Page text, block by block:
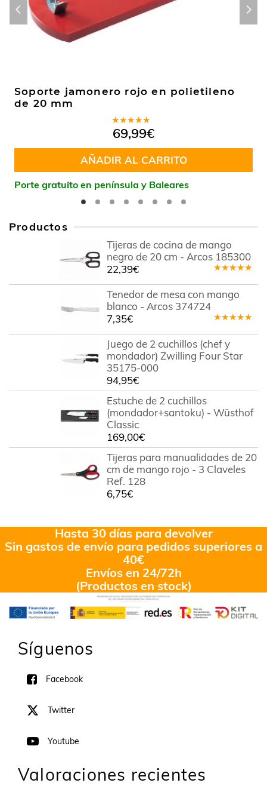
Soporte jamonero rojo en polietileno
de 20 mm
Valorado
en5.00de
5
69,99€
AÑADIR AL CARRITO
Porte gratuito en península y Baleares
Productos
Tijeras de cocina de mango
negro de 20 cm - Arcos 185300
en5.00de
5
22,39€
Tenedor de mesa con mango
blanco - Arcos 374724
en5.00de
5
7,35€
Juego de 2 cuchillos (chef y
mondador) Zwilling Four Star
35175-000
94,95€
Estuche de 2 cuchillos
(mondador+santoku) - Wüsthof
Classic
169,00€
Tijeras para manualidades de 20
cm de mango rojo - 3 Claveles
Ref. 128
6,75€
Hasta 30 días para devolver
Sin gastos de envío para pedidos superiores a
40€
Envíos en 24/72h
(Productos en stock)
Síguenos
Facebook
Twitter
Youtube
Valoraciones recientes